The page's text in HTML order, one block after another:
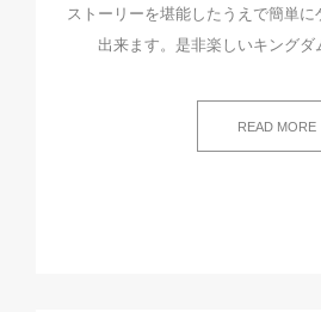
ストーリーを堪能したうえで簡単
出来ます。是非楽しいキングダ
READ MORE